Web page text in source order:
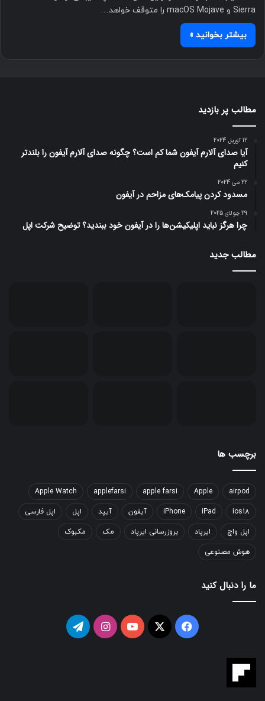
Sierra و macOS Mojave را متوقف خواهد…
بیشتر بخوانید »
مطالب پر بازدید
12 آوریل 2024
آیا صدای آلارم آیفون شما کم است؟ چگونه صدای آلارم آیفون را بلندتر
کنیم
22 می 2024
مسدود کردن پیامک‌های مزاحم در آیفون
29 جولای 2025
چرا هرگز نباید اپلیکیشن‌ها را در آیفون خود ببندید؟ توضیح شرکت اپل
مطالب جدید
برچسب ها
airpod
Apple
apple farsi
applefarsi
Apple Watch
ios18
iPad
iPhone آیفون آیپد اپل اپل فارسی
اپل واچ ایرپاد بروزرسانی ایرپاد مک مکبوک
هوش مصنوعی
ما را دنبال کنید
فیسبوکایکس یوتیوباینستاگرامتلگرام